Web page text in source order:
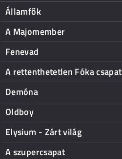
Államfők
A Majomember
Fenevad
A rettenthetetlen Fóka csapat
Demóna
Oldboy
Elysium - Zárt világ
A szupercsapat